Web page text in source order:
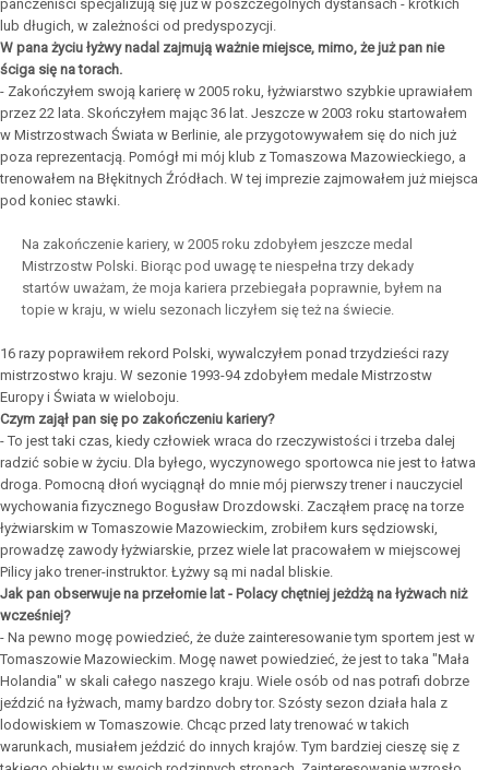
panczeniści specjalizują się już w poszczególnych dystansach - krótkich
lub długich, w zależności od predyspozycji.
W pana życiu łyżwy nadal zajmują ważnie miejsce, mimo, że już pan nie
ściga się na torach.
- Zakończyłem swoją karierę w 2005 roku, łyżwiarstwo szybkie uprawiałem
przez 22 lata. Skończyłem mając 36 lat. Jeszcze w 2003 roku startowałem
w Mistrzostwach Świata w Berlinie, ale przygotowywałem się do nich już
poza reprezentacją. Pomógł mi mój klub z Tomaszowa Mazowieckiego, a
trenowałem na Błękitnych Źródłach. W tej imprezie zajmowałem już miejsca
pod koniec stawki.
Na zakończenie kariery, w 2005 roku zdobyłem jeszcze medal
Mistrzostw Polski. Biorąc pod uwagę te niespełna trzy dekady
startów uważam, że moja kariera przebiegała poprawnie, byłem na
topie w kraju, w wielu sezonach liczyłem się też na świecie.
16 razy poprawiłem rekord Polski, wywalczyłem ponad trzydzieści razy
mistrzostwo kraju. W sezonie 1993-94 zdobyłem medale Mistrzostw
Europy i Świata w wieloboju.
Czym zajął pan się po zakończeniu kariery?
- To jest taki czas, kiedy człowiek wraca do rzeczywistości i trzeba dalej
radzić sobie w życiu. Dla byłego, wyczynowego sportowca nie jest to łatwa
droga. Pomocną dłoń wyciągnął do mnie mój pierwszy trener i nauczyciel
wychowania fizycznego Bogusław Drozdowski. Zacząłem pracę na torze
łyżwiarskim w Tomaszowie Mazowieckim, zrobiłem kurs sędziowski,
prowadzę zawody łyżwiarskie, przez wiele lat pracowałem w miejscowej
Pilicy jako trener-instruktor. Łyżwy są mi nadal bliskie.
Jak pan obserwuje na przełomie lat - Polacy chętniej jeżdżą na łyżwach niż
wcześniej?
- Na pewno mogę powiedzieć, że duże zainteresowanie tym sportem jest w
Tomaszowie Mazowieckim. Mogę nawet powiedzieć, że jest to taka "Mała
Holandia" w skali całego naszego kraju. Wiele osób od nas potrafi dobrze
jeździć na łyżwach, mamy bardzo dobry tor. Szósty sezon działa hala z
lodowiskiem w Tomaszowie. Chcąc przed laty trenować w takich
warunkach, musiałem jeździć do innych krajów. Tym bardziej cieszę się z